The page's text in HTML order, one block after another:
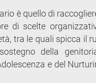
è quello di
di scelte
tra le quali spicca il
della
e del